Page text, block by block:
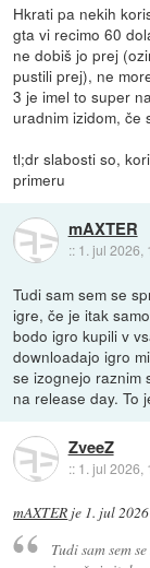
Hkrati pa nekih
gta vi recimo 60
ne dobiš jo prej
pustili prej), ne
3 je imel to super
uradnim izidom, če
tl;dr slabosti so,
primeru
mAXTER
:: 1. jul 2026,
Tudi sam sem se
igre, če je itak
bodo igro kupili v
downloadajo igro
se izognejo raznim
na release day. To
ZveeZ
:: 1. jul 2026,
mAXTER je 1. jul
Tudi sam sem